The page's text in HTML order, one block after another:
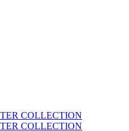
COLLECTION
COLLECTION